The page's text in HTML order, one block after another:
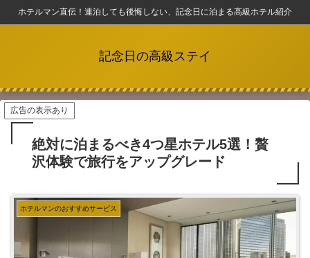
ホテルマン直伝！連泊しても後悔しない、記念日に泊まる高級ホテル紹介
記念日の高級ステイ
広告の表示あり
絶対に泊まるべき4つ星ホテル5選！贅
沢体験で旅行をアップグレード
ホテルマンのおすすめサービス